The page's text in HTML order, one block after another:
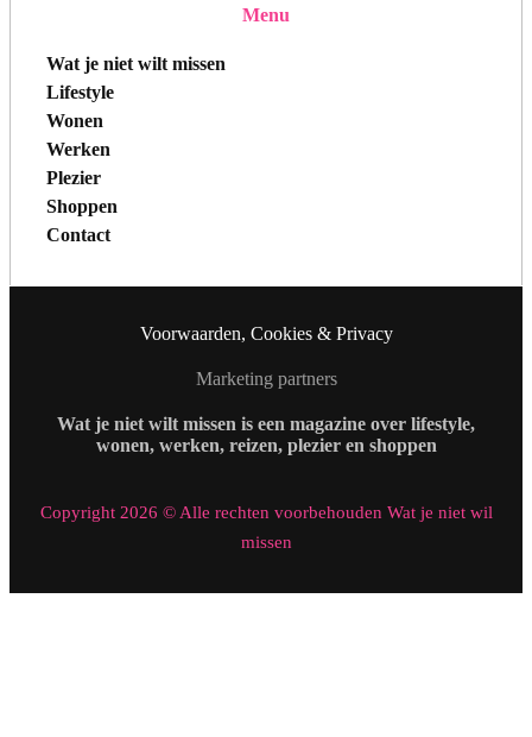
Menu
Wat je niet wilt missen
Lifestyle
Wonen
Werken
Plezier
Shoppen
Contact
Voorwaarden, Cookies & Privacy
Marketing partners
Wat je niet wilt missen is een magazine over lifestyle,
wonen, werken, reizen, plezier en shoppen
Copyright 2026 © Alle rechten voorbehouden Wat je niet wil
missen